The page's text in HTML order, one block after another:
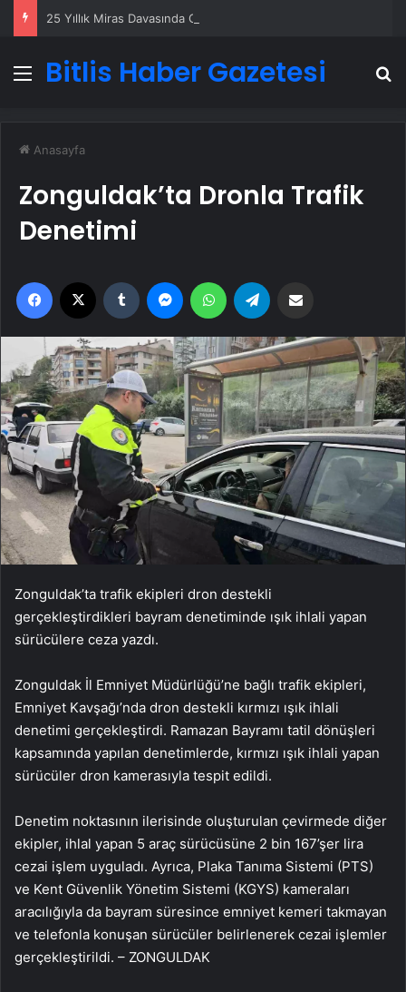
Menü
Bitlis Haber Gazetesi
Anasayfa
Zonguldak’ta Dronla Trafik
Denetimi
Facebook Tumblr MessengerWhatsApp
Zonguldak’ta trafik ekipleri dron destekli
gerçekleştirdikleri bayram denetiminde ışık ihlali yapan
sürücülere ceza yazdı.
Zonguldak İl Emniyet Müdürlüğü’ne bağlı trafik ekipleri,
Emniyet Kavşağı’nda dron destekli kırmızı ışık ihlali
denetimi gerçekleştirdi. Ramazan Bayramı tatil dönüşleri
kapsamında yapılan denetimlerde, kırmızı ışık ihlali yapan
sürücüler dron kamerasıyla tespit edildi.
Denetim noktasının ilerisinde oluşturulan çevirmede diğer
ekipler, ihlal yapan 5 araç sürücüsüne 2 bin 167’şer lira
cezai işlem uyguladı. Ayrıca, Plaka Tanıma Sistemi (PTS)
ve Kent Güvenlik Yönetim Sistemi (KGYS) kameraları
aracılığıyla da bayram süresince emniyet kemeri takmayan
ve telefonla konuşan sürücüler belirlenerek cezai işlemler
gerçekleştirildi. – ZONGULDAK